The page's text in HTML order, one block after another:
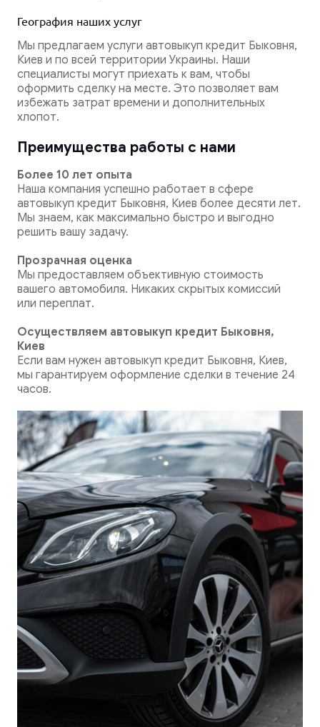
География наших услуг
Мы предлагаем услуги автовыкуп кредит Быковня,
Киев и по всей территории Украины. Наши
специалисты могут приехать к вам, чтобы
оформить сделку на месте. Это позволяет вам
избежать затрат времени и дополнительных
хлопот.
Преимущества работы с нами
Более 10 лет опыта
Наша компания успешно работает в сфере
автовыкуп кредит Быковня, Киев более десяти лет.
Мы знаем, как максимально быстро и выгодно
решить вашу задачу.
Прозрачная оценка
Мы предоставляем объективную стоимость
вашего автомобиля. Никаких скрытых комиссий
или переплат.
Осуществляем автовыкуп кредит Быковня,
Киев
Если вам нужен автовыкуп кредит Быковня, Киев,
мы гарантируем оформление сделки в течение 24
часов.